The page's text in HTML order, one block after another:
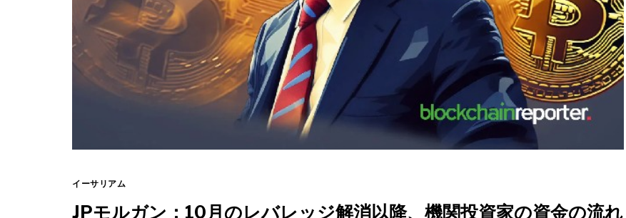
イーサリアム
JPモルガン：10月のレバレッジ解消以降、機関投資家の資金の流れ